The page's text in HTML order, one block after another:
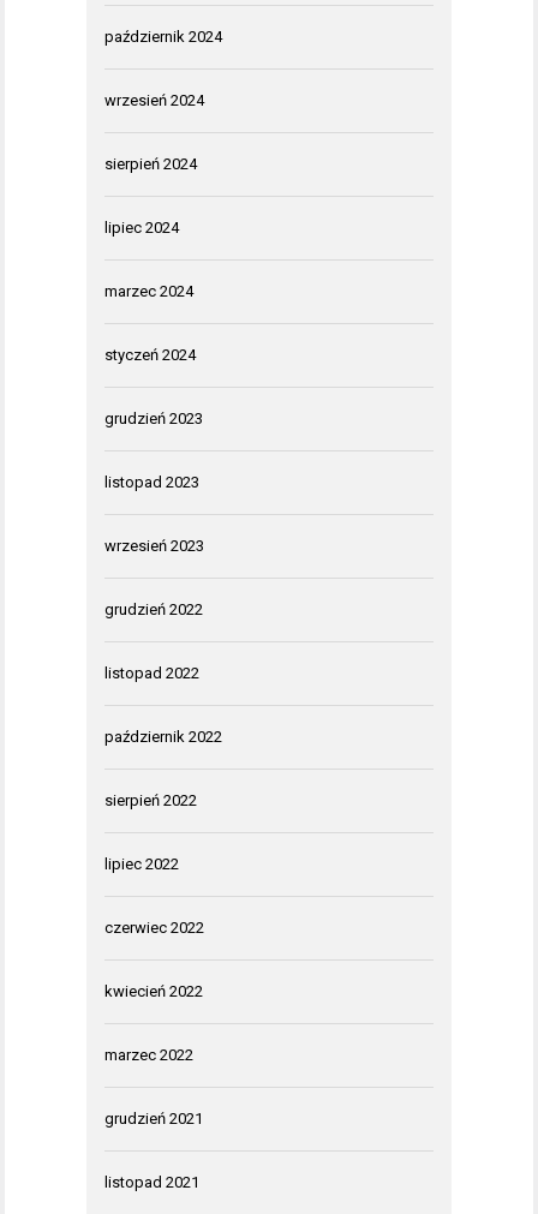
październik 2024
wrzesień 2024
sierpień 2024
lipiec 2024
marzec 2024
styczeń 2024
grudzień 2023
listopad 2023
wrzesień 2023
grudzień 2022
listopad 2022
październik 2022
sierpień 2022
lipiec 2022
czerwiec 2022
kwiecień 2022
marzec 2022
grudzień 2021
listopad 2021